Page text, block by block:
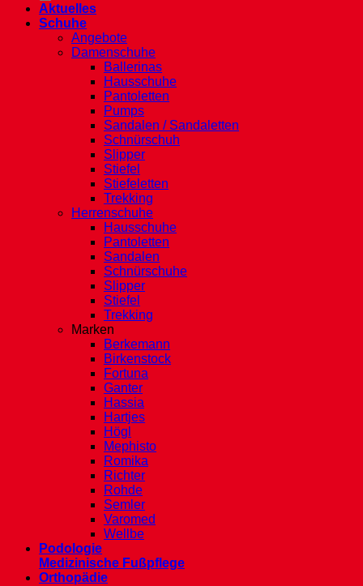
Aktuelles
Schuhe
Angebote
Damenschuhe
Ballerinas
Hausschuhe
Pantoletten
Pumps
Sandalen / Sandaletten
Schnürschuh
Slipper
Stiefel
Stiefeletten
Trekking
Herrenschuhe
Hausschuhe
Pantoletten
Sandalen
Schnürschuhe
Slipper
Stiefel
Trekking
Marken
Berkemann
Birkenstock
Fortuna
Ganter
Hassia
Hartjes
Högl
Mephisto
Romika
Richter
Rohde
Semler
Varomed
Wellbe
Podologie
Medizinische Fußpflege
Orthopädie